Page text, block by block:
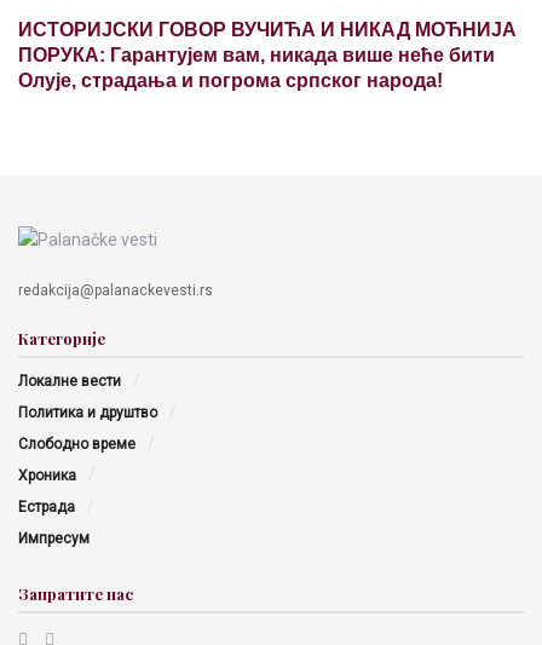
ИСТОРИЈСКИ ГОВОР ВУЧИЋА И НИКАД МОЋНИЈА
ПОРУКА: Гарантујем вам, никада више неће бити
Олује, страдања и погрома српског народа!
redakcija@palanackevesti.rs
Категорије
Локалне вести
Политика и друштво
Слободно време
Хроника
Естрада
Импресум
Запратите нас